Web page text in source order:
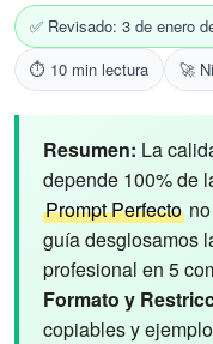
✅ Revisado: 3 de enero
⏱️ 10 min lectura
🚀
Resumen: La
depende 100% de
Prompt Perfecto
guía desglosamos
profesional en 5
Formato y
copiables y